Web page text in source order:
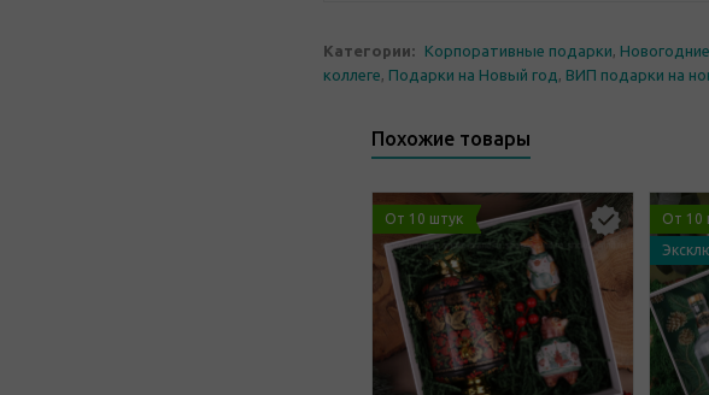
Категории: Корпоративные подарки,
коллеге, Подарки на Новый год , ВИП подарки на
Похожие товары
От 10 штук
От 10